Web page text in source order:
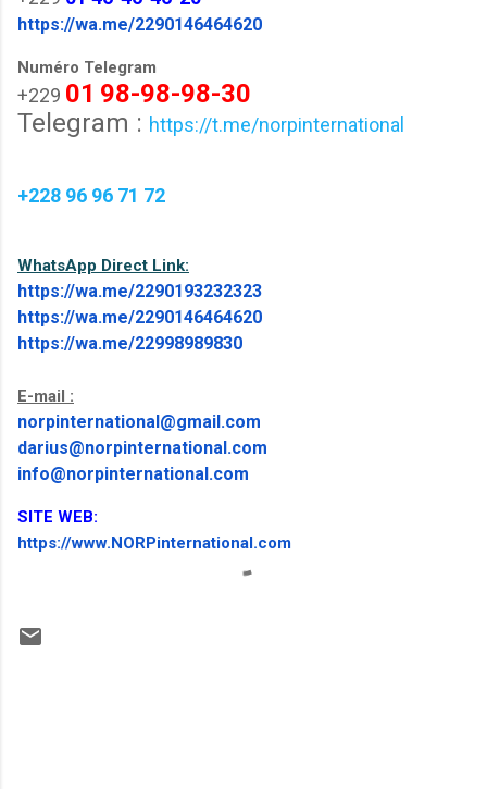
https://wa.me/2290146464620
Numéro Telegram
+229 01 98-98-98-30
Telegram : https://t.me/norpinternational
+228 96 96 71 72
WhatsApp Direct Link:
https://wa.me/2290193232323
https://wa.me/2290146464620
https://wa.me/22998989830
E-mail :
norpinternational@gmail.com
darius@norpinternational.com
info@norpinternational.com
SITE WEB:
https://www.NORPinternational.com